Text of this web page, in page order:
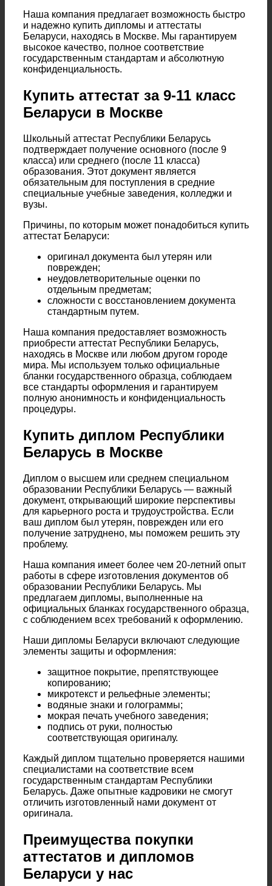
Наша компания предлагает возможность быстро
и надежно купить дипломы и аттестаты
Беларуси, находясь в Москве. Мы гарантируем
высокое качество, полное соответствие
государственным стандартам и абсолютную
конфиденциальность.
Купить аттестат за 9-11 класс
Беларуси в Москве
Школьный аттестат Республики Беларусь
подтверждает получение основного (после 9
класса) или среднего (после 11 класса)
образования. Этот документ является
обязательным для поступления в средние
специальные учебные заведения, колледжи и
вузы.
Причины, по которым может понадобиться купить
аттестат Беларуси:
оригинал документа был утерян или
поврежден;
неудовлетворительные оценки по
отдельным предметам;
сложности с восстановлением документа
стандартным путем.
Наша компания предоставляет возможность
приобрести аттестат Республики Беларусь,
находясь в Москве или любом другом городе
мира. Мы используем только официальные
бланки государственного образца, соблюдаем
все стандарты оформления и гарантируем
полную анонимность и конфиденциальность
процедуры.
Купить диплом Республики
Беларусь в Москве
Диплом о высшем или среднем специальном
образовании Республики Беларусь — важный
документ, открывающий широкие перспективы
для карьерного роста и трудоустройства. Если
ваш диплом был утерян, поврежден или его
получение затруднено, мы поможем решить эту
проблему.
Наша компания имеет более чем 20-летний опыт
работы в сфере изготовления документов об
образовании Республики Беларусь. Мы
предлагаем дипломы, выполненные на
официальных бланках государственного образца,
с соблюдением всех требований к оформлению.
Наши дипломы Беларуси включают следующие
элементы защиты и оформления:
защитное покрытие, препятствующее
копированию;
микротекст и рельефные элементы;
водяные знаки и голограммы;
мокрая печать учебного заведения;
подпись от руки, полностью
соответствующая оригиналу.
Каждый диплом тщательно проверяется нашими
специалистами на соответствие всем
государственным стандартам Республики
Беларусь. Даже опытные кадровики не смогут
отличить изготовленный нами документ от
оригинала.
Преимущества покупки
аттестатов и дипломов
Беларуси у нас